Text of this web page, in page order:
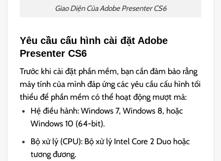
Giao Diện Của Adobe Presenter CS6
Yêu cầu cấu hình cài đặt Adobe
Presenter CS6
Trước khi cài đặt phần mềm, bạn cần đảm bảo rằng
máy tính của mình đáp ứng các yêu cầu cấu hình tối
thiểu để phần mềm có thể hoạt động mượt mà:
Hệ điều hành: Windows 7, Windows 8, hoặc
Windows 10 (64-bit).
Bộ xử lý (CPU): Bộ xử lý Intel Core 2 Duo hoặc
tương đương.